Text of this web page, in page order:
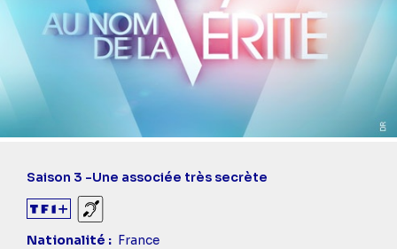
Saison 3 -Une associée très secrète
Sourds et malentendants
Nationalité
France